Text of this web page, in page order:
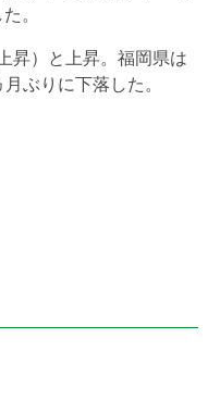
。
昇）と上昇。福岡県は
ぶりに下落した。